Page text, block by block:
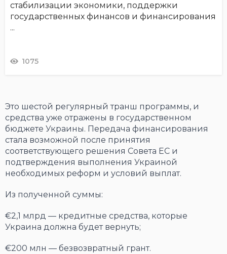
стабилизации экономики, поддержки
государственных финансов и финансирования
...
1075
Это шестой регулярный транш программы, и
средства уже отражены в государственном
бюджете Украины. Передача финансирования
стала возможной после принятия
соответствующего решения Совета ЕС и
подтверждения выполнения Украиной
необходимых реформ и условий выплат.
Из полученной суммы:
€2,1 млрд — кредитные средства, которые
Украина должна будет вернуть;
€200 млн — безвозвратный грант.